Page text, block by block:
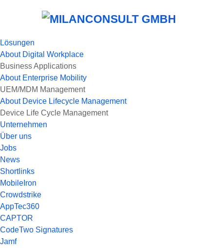
Lösungen
AboutDigital Workplace
Business Applications
AboutEnterprise Mobility
UEM/MDM Management
AboutDevice Lifecycle Management
Device Life Cycle Management
Unternehmen
Über uns
Jobs
News
Shortlinks
MobileIron
Crowdstrike
AppTec360
CAPTOR
CodeTwo Signatures
Jamf